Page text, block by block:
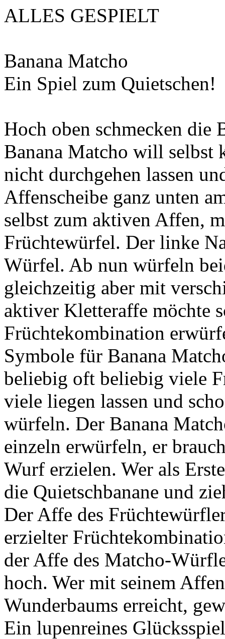
ALLES GESPIELT
Banana Matcho
Ein Spiel zum Quietschen!
Hoch oben schmecken die
Banana Matcho will selbst
nicht durchgehen lassen
Affenscheibe ganz unten
selbst zum aktiven Affen,
Früchtewürfel. Der linke
Würfel. Ab nun würfeln
gleichzeitig aber mit
aktiver Kletteraffe möchte
Früchtekombination
Symbole für Banana
beliebig oft beliebig viele
viele liegen lassen und
würfeln. Der Banana
einzeln erwürfeln, er
Wurf erzielen. Wer als
die Quietschbanane und
Der Affe des
erzielter
der Affe des Matcho-
hoch. Wer mit seinem
Wunderbaums erreicht,
Ein lupenreines